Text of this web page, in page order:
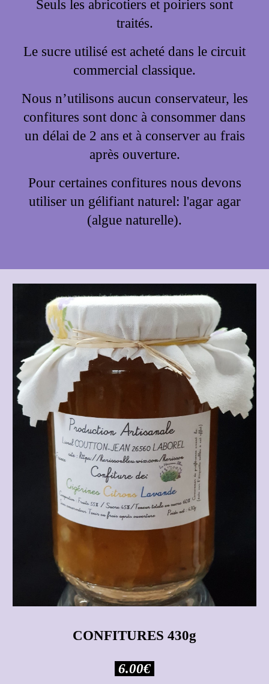
Seuls les abricotiers et poiriers sont
traités.
Le sucre utilisé est acheté dans le circuit
commercial classique.
Nous n’utilisons aucun conservateur, les
confitures sont donc à consommer dans
un délai de 2 ans et à conserver au frais
après ouverture.
Pour certaines confitures nous devons
utiliser un gélifiant naturel: l'agar agar
(algue naturelle).
CONFITURES 430g
6.00€